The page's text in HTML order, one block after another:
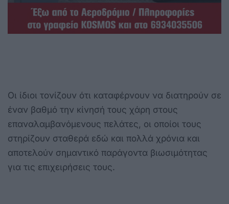
Οι ίδιοι τονίζουν ότι καταφέρνουν να διατηρούν σε
έναν βαθμό την κίνησή τους χάρη στους
επαναλαμβανόμενους πελάτες, οι οποίοι τους
στηρίζουν σταθερά εδώ και πολλά χρόνια και
αποτελούν σημαντικό παράγοντα βιωσιμότητας
για τις επιχειρήσεις τους.